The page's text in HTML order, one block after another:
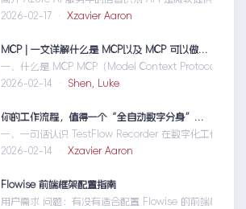
2026-02-17 · Xzavier Aaron
MCP | 一文详解什么是 MCP以及 MCP 可以做什么
一、什么是 MCP MCP（Model Context Protocol）是
2026-02-14 · Shen, Luke
你的工作流程，值得一个“全自动数字分身”：录制、截图、成文，一气呵成
一、一句话认识 TestFlow Recorder 在数字化工作环境
2026-02-14 · Xzavier Aaron
Flowise 前端框架配置指南
用户需求 问题：有没有适合配置 Flowise 的前端框架